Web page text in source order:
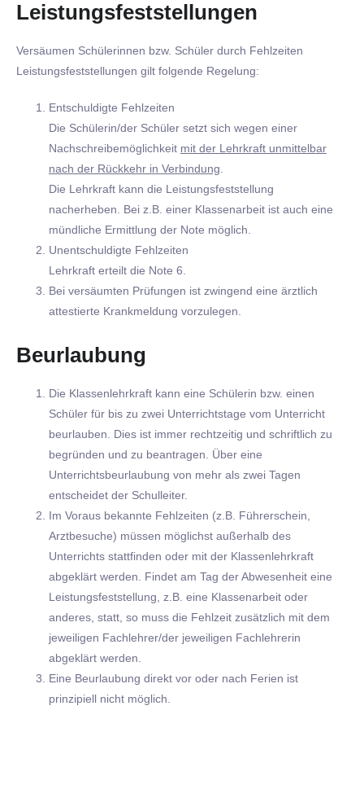
Leistungsfeststellungen
Versäumen Schülerinnen bzw. Schüler durch Fehlzeiten
Leistungsfeststellungen gilt folgende Regelung:
Entschuldigte Fehlzeiten
Die Schülerin/der Schüler setzt sich wegen einer
Nachschreibemöglichkeit mit der Lehrkraft unmittelbar
nach der Rückkehr in Verbindung
Die Lehrkraft kann die Leistungsfeststellung
nacherheben. Bei z.B. einer Klassenarbeit ist auch eine
mündliche Ermittlung der Note möglich.
Unentschuldigte Fehlzeiten
Lehrkraft erteilt die Note 6.
Bei versäumten Prüfungen ist zwingend eine ärztlich
attestierte Krankmeldung vorzulegen.
Beurlaubung
Die Klassenlehrkraft kann eine Schülerin bzw. einen
Schüler für bis zu zwei Unterrichtstage vom Unterricht
beurlauben. Dies ist immer rechtzeitig und schriftlich zu
begründen und zu beantragen. Über eine
Unterrichtsbeurlaubung von mehr als zwei Tagen
entscheidet der Schulleiter.
Im Voraus bekannte Fehlzeiten (z.B. Führerschein,
Arztbesuche) müssen möglichst außerhalb des
Unterrichts stattfinden oder mit der Klassenlehrkraft
abgeklärt werden. Findet am Tag der Abwesenheit eine
Leistungsfeststellung, z.B. eine Klassenarbeit oder
anderes, statt, so muss die Fehlzeit zusätzlich mit dem
jeweiligen Fachlehrer/der jeweiligen Fachlehrerin
abgeklärt werden.
Eine Beurlaubung direkt vor oder nach Ferien ist
prinzipiell nicht möglich.